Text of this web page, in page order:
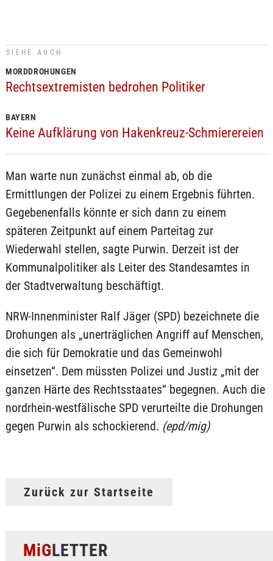
SIEHE AUCH
MORDDROHUNGEN
Rechtsextremisten bedrohen Politiker
BAYERN
Keine Aufklärung von Hakenkreuz-Schmierereien
Man warte nun zunächst einmal ab, ob die
Ermittlungen der Polizei zu einem Ergebnis führten.
Gegebenenfalls könnte er sich dann zu einem
späteren Zeitpunkt auf einem Parteitag zur
Wiederwahl stellen, sagte Purwin. Derzeit ist der
Kommunalpolitiker als Leiter des Standesamtes in
der Stadtverwaltung beschäftigt.
NRW-Innenminister Ralf Jäger (SPD) bezeichnete die
Drohungen als „unerträglichen Angriff auf Menschen,
die sich für Demokratie und das Gemeinwohl
einsetzen“. Dem müssten Polizei und Justiz „mit der
ganzen Härte des Rechtsstaates“ begegnen. Auch die
nordrhein-westfälische SPD verurteilte die Drohungen
gegen Purwin als schockierend. (epd/mig)
Zurück zur Startseite
MiGLETTER